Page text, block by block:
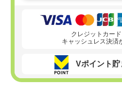
クレジットカー
キャッシュレス決済
Vポイント貯